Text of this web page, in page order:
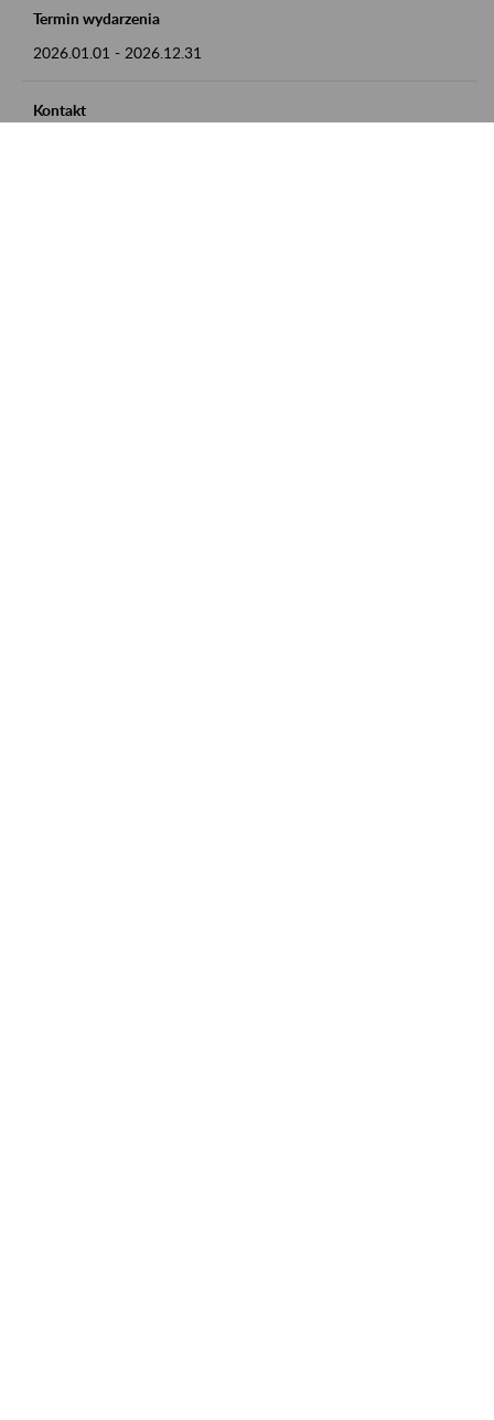
Termin wydarzenia
2026.01.01 - 2026.12.31
Kontakt